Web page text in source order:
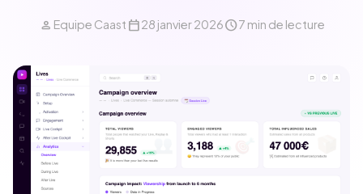
calendar_month language
person Equipe Caast calendar_today28 janvier 2026schedule7 min de lecture